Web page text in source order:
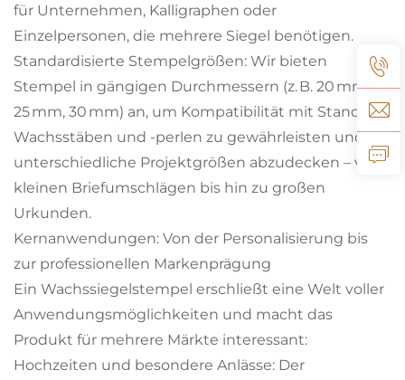
für Unternehmen, Kalligraphen oder
Einzelpersonen, die mehrere Siegel benötigen.
Standardisierte Stempelgrößen: Wir bieten
Stempel in gängigen Durchmessern (z. B. 20 mm,
25 mm, 30 mm) an, um Kompatibilität mit Standard-
Wachsstäben und -perlen zu gewährleisten und
unterschiedliche Projektgrößen abzudecken – von
kleinen Briefumschlägen bis hin zu großen
Urkunden.
Kernanwendungen: Von der Personalisierung bis
zur professionellen Markenprägung
Ein Wachssiegelstempel erschließt eine Welt voller
Anwendungsmöglichkeiten und macht das
Produkt für mehrere Märkte interessant:
Hochzeiten und besondere Anlässe: Der